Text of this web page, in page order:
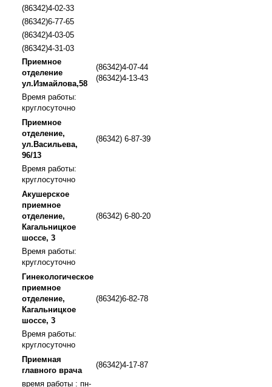
(86342)4-02-33
(86342)6-77-65
(86342)4-03-05
(86342)4-31-03
Приемное
отделение
ул.Измайлова,58
(86342)4-07-44
(86342)4-13-43
Время работы:
круглосуточно
Приемное
отделение,
ул.Васильева,
96/13
(86342) 6-87-39
Время работы:
круглосуточно
Акушерское
приемное
отделение,
Кагальницкое
шоссе, 3
(86342) 6-80-20
Время работы:
круглосуточно
Гинекологическое
приемное
отделение,
Кагальницкое
шоссе, 3
(86342)6-82-78
Время работы:
круглосуточно
Приемная
главного врача
(86342)4-17-87
время работы : пн-